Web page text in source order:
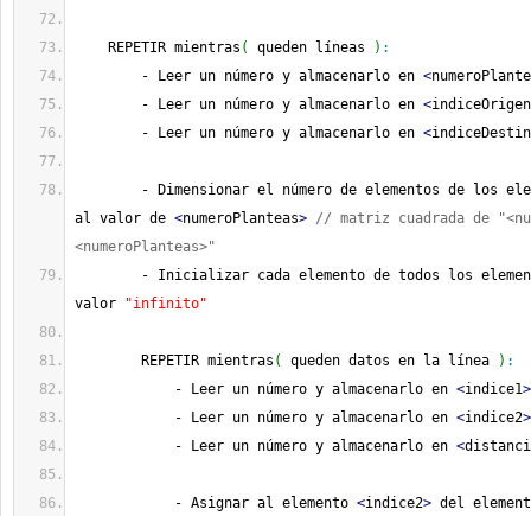
REPETIR mientras ( queden líneas ) :
- Leer un número y almacenarlo en <
- Leer un número y almacenarlo en <indiceOrigen
- Leer un número y almacenarlo en <
- Dimensionar el número de elementos de los
al valor de <numeroPlanteas> // matriz cuadrada de
<numeroPlanteas>"
- Inicializar cada elemento de todos los
valor
"infinito"
REPETIR mientras ( queden datos en la línea ) :
- Leer un número y almacenarlo en <indice1>
- Leer un número y almacenarlo en <indice2>
- Leer un número y almacenarlo en <
- Asignar al elemento <indice2> del